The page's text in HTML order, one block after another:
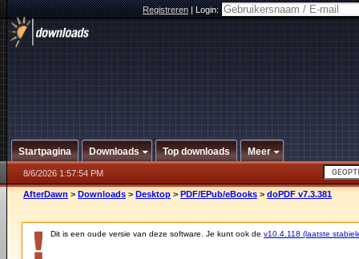
Registreren|Login:
Startpagina Downloads Top downloads Meer
8/6/2026 1:57:54 PM
AfterDawn > Downloads > Desktop > PDF/EPub/eBooks > doPDF v7.3.381
Dit is een oude versie van deze software. Je kunt ook de v10.4.118 (laatste